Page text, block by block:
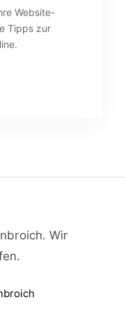
Website-
Tipps zur
Wir